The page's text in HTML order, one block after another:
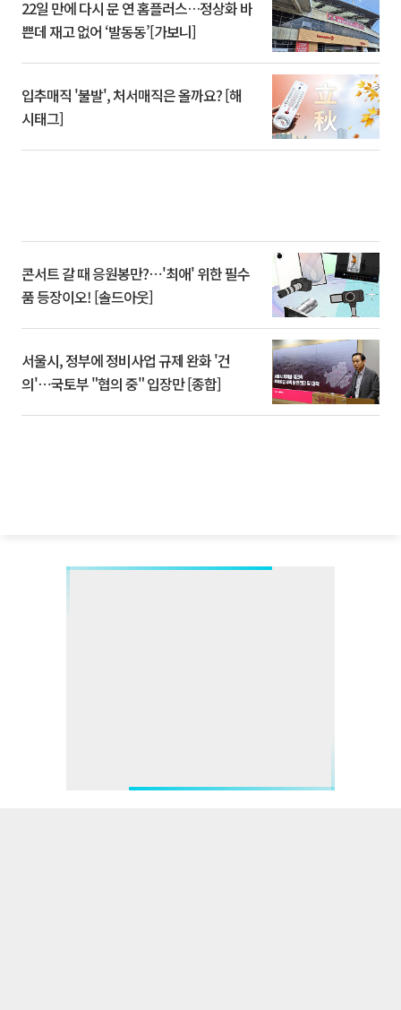
22일 만에 다시 문 연 홈플러스…정상화 바
쁜데 재고 없어 ‘발동동’[가보니]
입추매직 '불발', 처서매직은 올까요? [해
시태그]
콘서트 갈 때 응원봉만?⋯'최애' 위한 필수
품 등장이오! [솔드아웃]
서울시, 정부에 정비사업 규제 완화 '건
의'⋯국토부 "협의 중" 입장만 [종합]